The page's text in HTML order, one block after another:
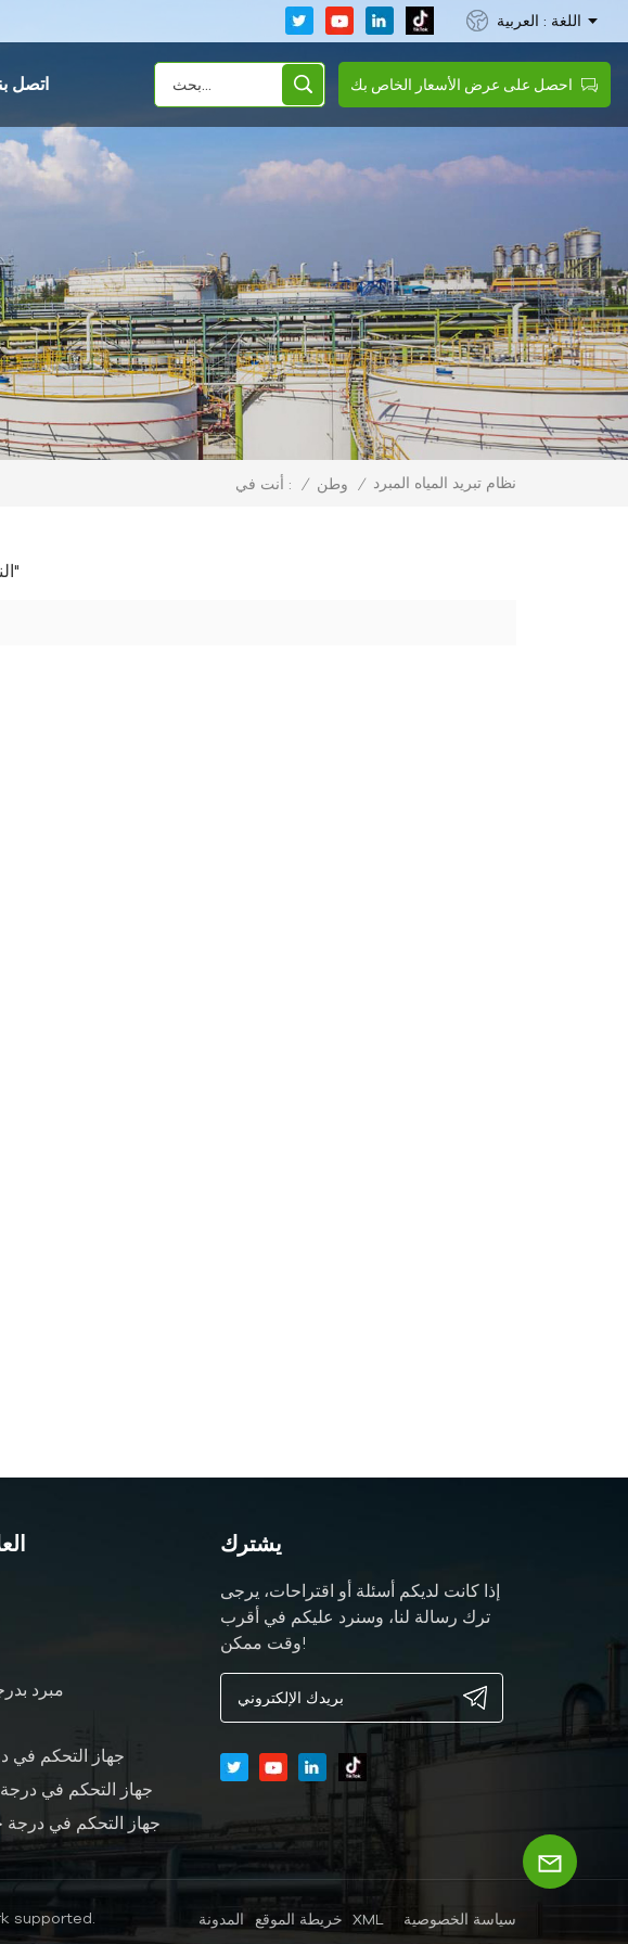
اللغة : العربية
اتصل احصل على عرض الأسعار الخاص بك
أنت في : / وطن / نظام تبريد المياه المبرد
1 النتائج التي تم العثور عليها ل "نظام تبريد المياه المبرد"
مبرد
جهاز التحكم في
جهاز التحكم في
جهاز التحكم في درجة
يشترك
إذا كانت لديكم أسئلة أو اقتراحات، يرجى
ترك رسالة لنا، وسنرد عليكم في أقرب
وقت ممكن!
supported. المدونة خريطة الموقع XML سياسة الخصوصية